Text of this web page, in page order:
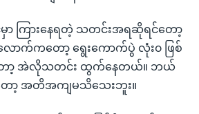
မှာ ကြားနေရတဲ့ သတင်းအရဆိုရင်တော့
ာက်ကတော့ ရွေးကောက်ပွဲ လုံး၀ ဖြစ်
တော့ အဲလိုသတင်း ထွက်နေတယ်။ ဘယ်
ာ့ အတိအကျမသိသေးဘူး။